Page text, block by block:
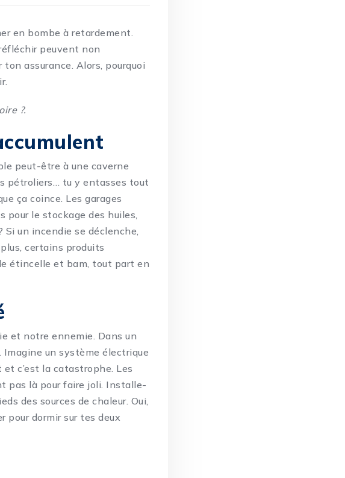
en bombe à retardement.
peuvent non
ton assurance. Alors, pourquoi
?.
peut-être à une caverne
pétroliers… tu y entasses tout
ça coince. Les garages
le stockage des huiles,
un incendie se déclenche,
certains produits
étincelle et bam, tout part en
et notre ennemie. Dans un
un système électrique
c’est la catastrophe. Les
pas là pour faire joli. Installe-
des sources de chaleur. Oui,
pour dormir sur tes deux